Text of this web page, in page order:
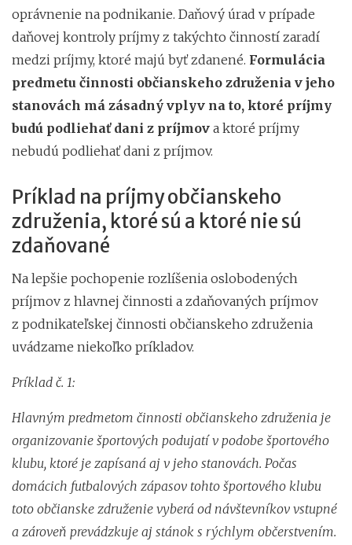
oprávnenie na podnikanie. Daňový úrad v prípade
daňovej kontroly príjmy z takýchto činností zaradí
medzi príjmy, ktoré majú byť zdanené. Formulácia
predmetu činnosti občianskeho združenia v jeho
stanovách má zásadný vplyv na to, ktoré príjmy
budú podliehať dani z príjmov a ktoré príjmy
nebudú podliehať dani z príjmov.
Príklad na príjmy občianskeho
združenia, ktoré sú a ktoré nie sú
zdaňované
Na lepšie pochopenie rozlíšenia oslobodených
príjmov z hlavnej činnosti a zdaňovaných príjmov
z podnikateľskej činnosti občianskeho združenia
uvádzame niekoľko príkladov.
Príklad č. 1:
Hlavným predmetom činnosti občianskeho združenia je
organizovanie športových podujatí v podobe športového
klubu, ktoré je zapísaná aj v jeho stanovách. Počas
domácich futbalových zápasov tohto športového klubu
toto občianske združenie vyberá od návštevníkov vstupné
a zároveň prevádzkuje aj stánok s rýchlym občerstvením.